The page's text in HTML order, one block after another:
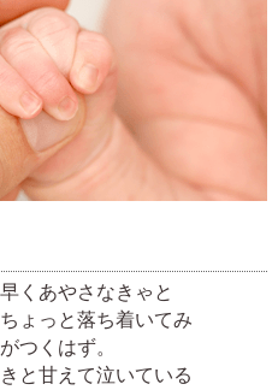
くあやさなきゃと
ょっと落ち着いてみ
つくはず。
と甘えて泣いている